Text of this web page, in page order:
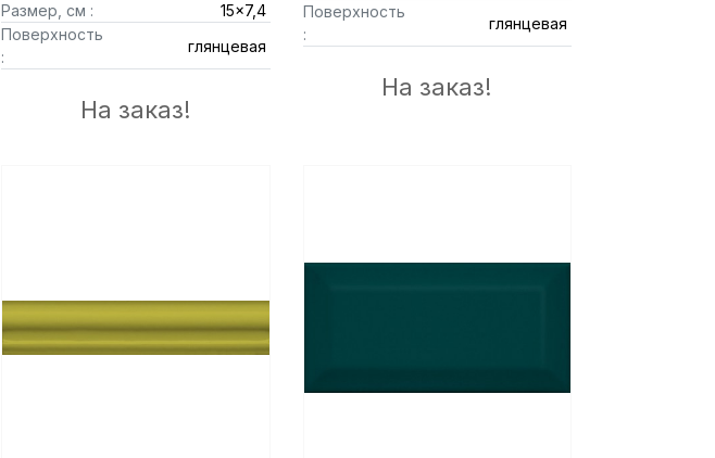
Размер, см :
15x7,4
Поверхность
:
глянцевая
На заказ!
Поверхность
:
глянцевая
На заказ!